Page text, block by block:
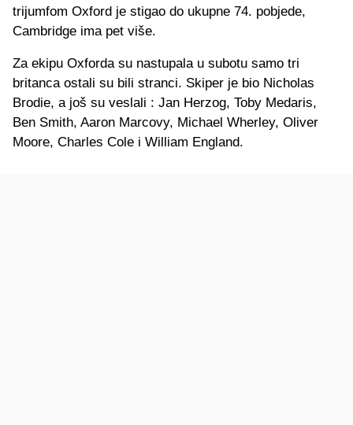
trijumfom Oxford je stigao do ukupne 74. pobjede,
Cambridge ima pet više.
Za ekipu Oxforda su nastupala u subotu samo tri
britanca ostali su bili stranci. Skiper je bio Nicholas
Brodie, a još su veslali : Jan Herzog, Toby Medaris,
Ben Smith, Aaron Marcovy, Michael Wherley, Oliver
Moore, Charles Cole i William England.